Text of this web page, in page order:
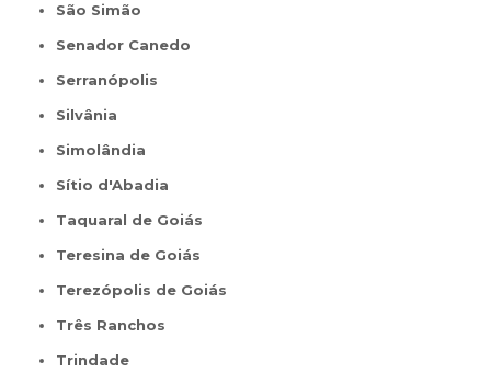
São Simão
Senador Canedo
Serranópolis
Silvânia
Simolândia
Sítio d'Abadia
Taquaral de Goiás
Teresina de Goiás
Terezópolis de Goiás
Três Ranchos
Trindade